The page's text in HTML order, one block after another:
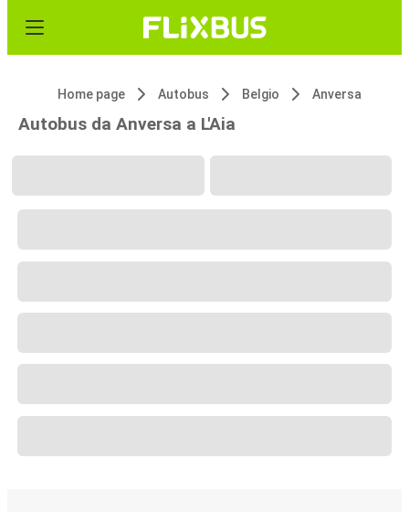
Home page Autobus Belgio Anversa
Autobus da Anversa a L'Aia